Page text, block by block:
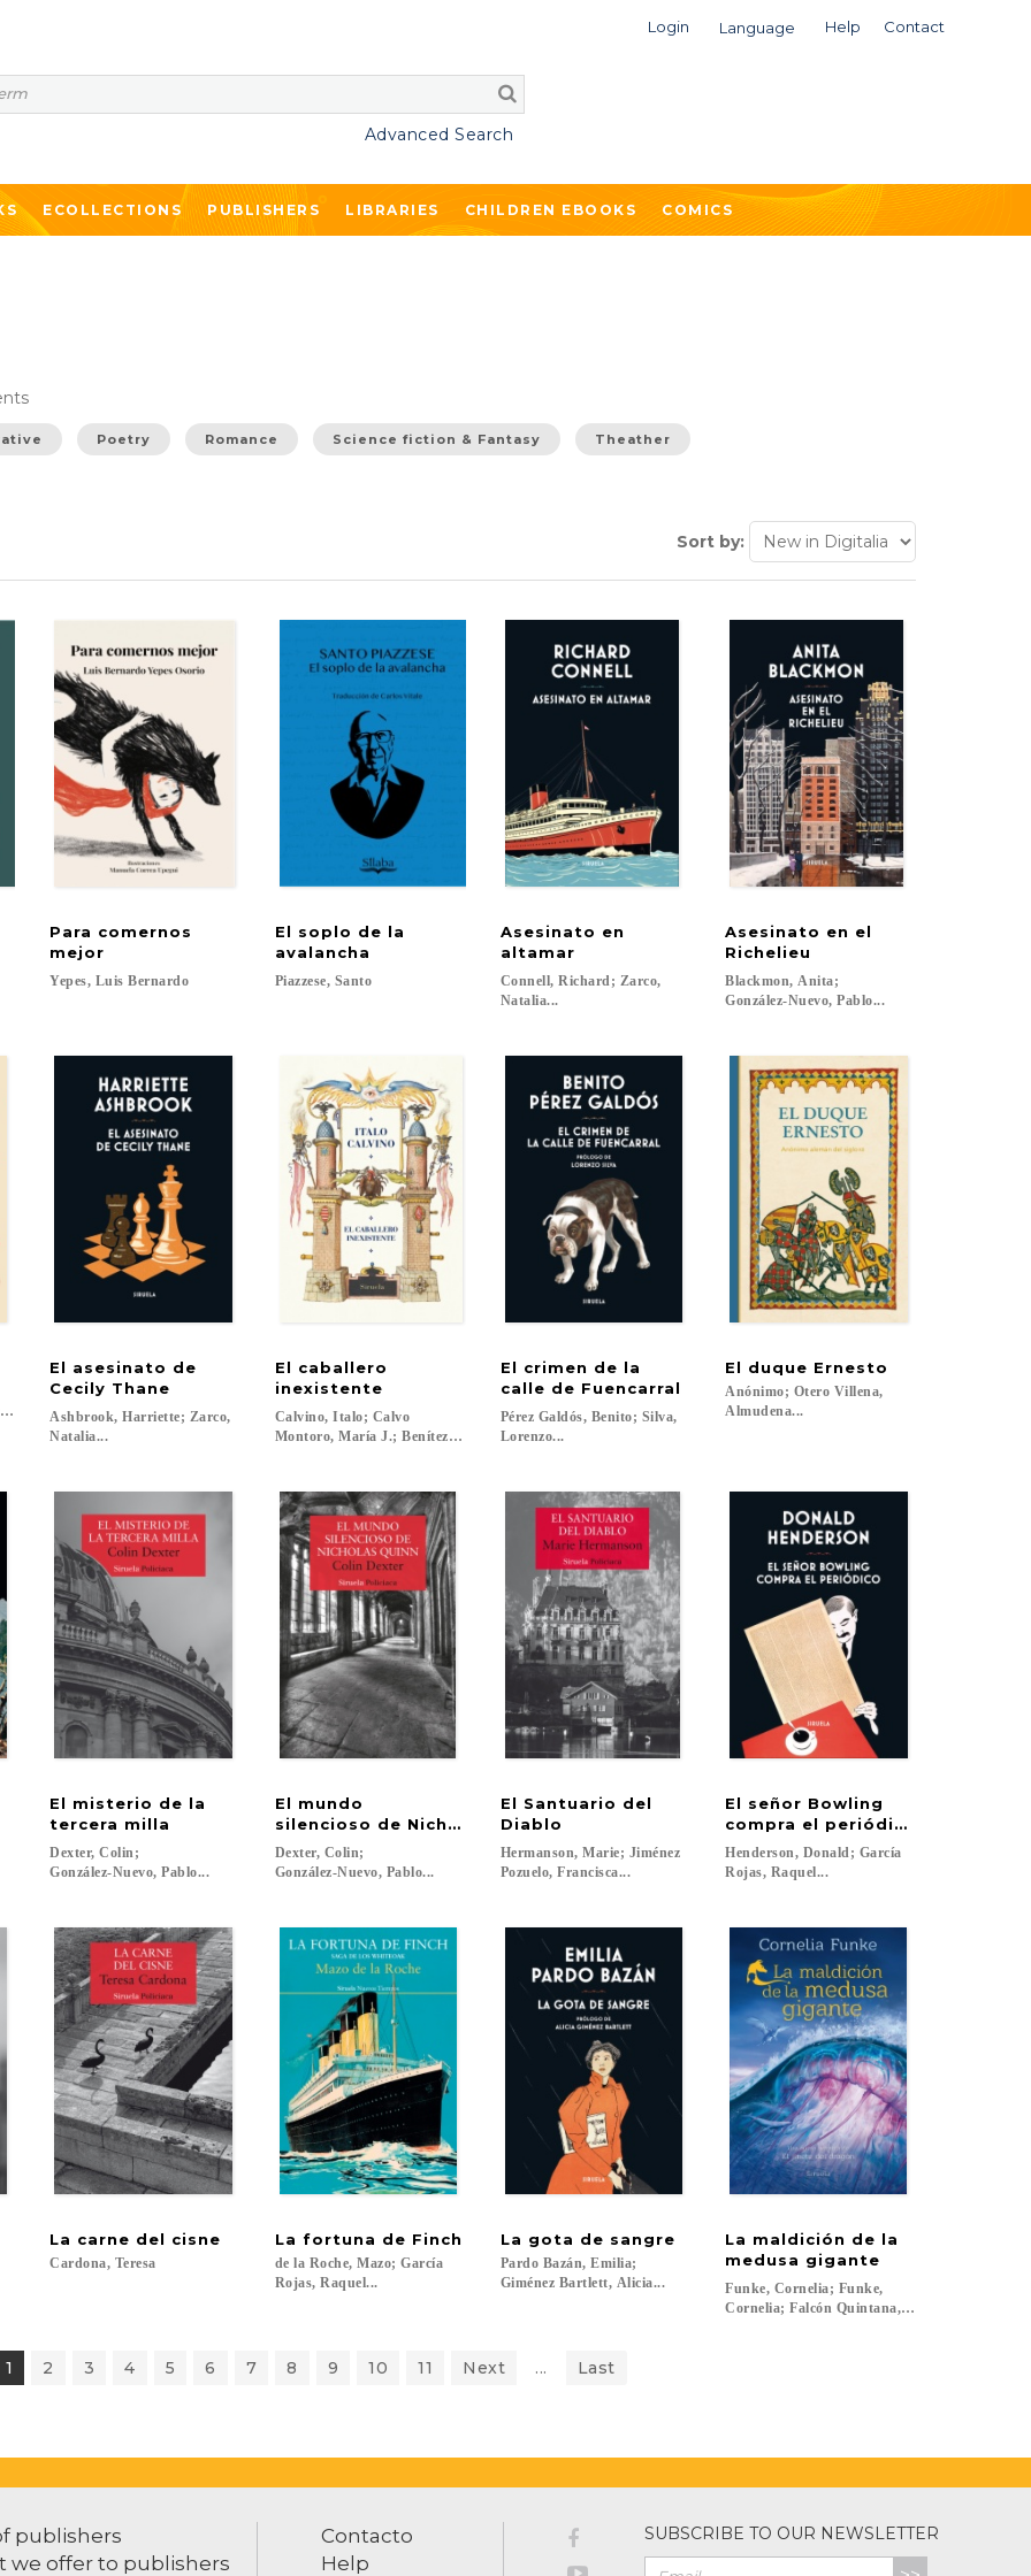
Login Language Help Contact
Advanced Search
ECOLLECTIONS PUBLISHERS LIBRARIES CHILDREN EBOOKS COMICS
Poetry Romance Science fiction & Fantasy Theather
Sort by:
Para comernos
mejor
Yepes, Luis Bernardo
El soplo de la
avalancha
Piazzese, Santo
Asesinato en
altamar
Connell, Richard; Zarco,
Natalia...
Asesinato en el
Richelieu
Blackmon, Anita;
González-Nuevo, Pablo...
Rodilla, Itziar; Santana López, Belén...
El asesinato de
Cecily Thane
Ashbrook, Harriette; Zarco,
Natalia...
El caballero
inexistente
Calvino, Italo; Calvo
Montoro, María J.; Benítez, Esther...
El crimen de la
calle de Fuencarral
Pérez Galdós, Benito; Silva,
Lorenzo...
El duque Ernesto
Anónimo; Otero Villena,
Almudena...
El misterio de la
tercera milla
Dexter, Colin;
González-Nuevo, Pablo...
El mundo
silencioso de Nicholas Quinn
Dexter, Colin;
González-Nuevo, Pablo...
El Santuario del
Diablo
Hermanson, Marie; Jiménez
Pozuelo, Francisca...
El señor Bowling
compra el periódico
Henderson, Donald; García
Rojas, Raquel...
La carne del cisne
Cardona, Teresa
La fortuna de Finch
de la Roche, Mazo; García
Rojas, Raquel...
La gota de sangre
Pardo Bazán, Emilia;
Giménez Bartlett, Alicia...
La maldición de la
medusa gigante
Funke, Cornelia; Funke,
Cornelia; Falcón Quintana, María...
1 2 3 4 5 6 7 8 9 10 11 Next ... Last
publishers
we offer to publishers
Contacto
Help
SUBSCRIBE TO OUR NEWSLETTER